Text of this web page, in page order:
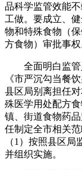
品科学监管效能
工做。要成立、
物和特殊食物（
方食物）审批事权
全面明白监管
《市严沉勾当餐
县区局别离担任
殊医学用处配方
镇、街道食物药
任制定全市相关
（1）按照县区
并组织实施。